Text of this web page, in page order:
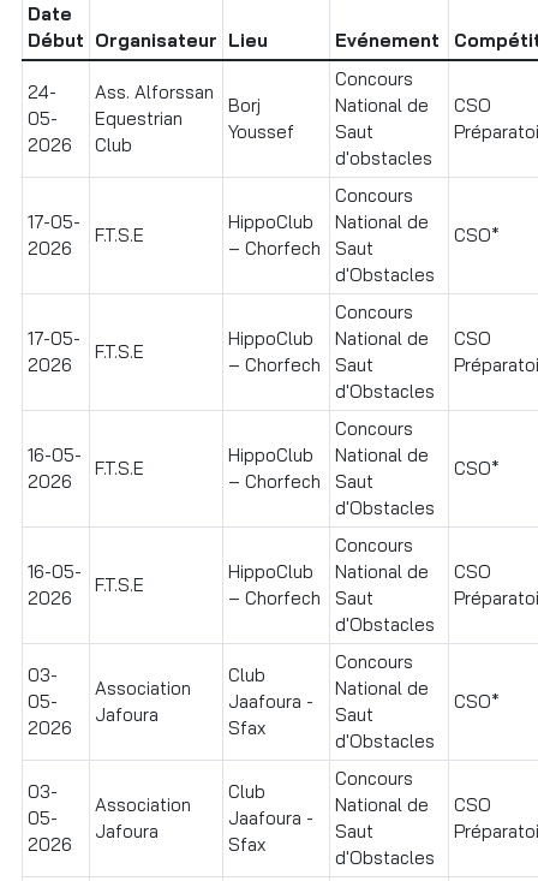
Date
Début Organisateur Lieu Evénement
24-
05-
2026
Ass. Alforssan
Equestrian
Club
Borj
Youssef
Concours
National de
Saut
d'obstacles
CSO
17-05-
2026
F.T.S.E
HippoClub
– Chorfech
Concours
National de
Saut
d'Obstacles
CSO*
17-05-
2026
F.T.S.E
HippoClub
– Chorfech
Concours
National de
Saut
d'Obstacles
CSO
16-05-
2026
F.T.S.E
HippoClub
– Chorfech
Concours
National de
Saut
d'Obstacles
CSO*
16-05-
2026
F.T.S.E
HippoClub
– Chorfech
Concours
National de
Saut
d'Obstacles
CSO
03-
05-
2026
Association
Jafoura
Club
Jaafoura -
Sfax
Concours
National de
Saut
d'Obstacles
CSO*
03-
05-
2026
Association
Jafoura
Club
Jaafoura -
Sfax
Concours
National de
Saut
d'Obstacles
CSO